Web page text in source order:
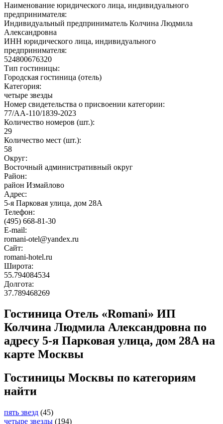
Наименование юридического лица, индивидуального
предпринимателя:
Индивидуальный предприниматель Колчина Людмила
Александровна
ИНН юридического лица, индивидуального
предпринимателя:
524800676320
Тип гостиницы:
Городская гостиница (отель)
Категория:
четыре звезды
Номер свидетельства о присвоении категории:
77/АА-110/1839-2023
Количество номеров (шт.):
29
Количество мест (шт.):
58
Округ:
Восточный административный округ
Район:
район Измайлово
Адрес:
5-я Парковая улица, дом 28А
Телефон:
(495) 668-81-30
E-mail:
romani-otel@yandex.ru
Сайт:
romani-hotel.ru
Широта:
55.794084534
Долгота:
37.789468269
Гостиница Отель «Romani» ИП
Колчина Людмила Александровна по
адресу 5-я Парковая улица, дом 28А на
карте Москвы
Гостиницы Москвы по категориям
найти
пять звезд (45)
четыре звезды (194)